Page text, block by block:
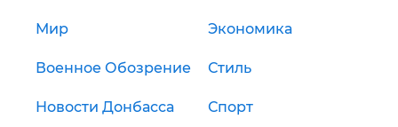
Мир Экономика
Военное Обозрение Стиль
Новости Донбасса Спорт